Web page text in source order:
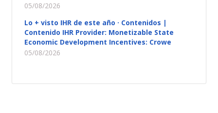
05/08/2026
Lo + visto IHR de este año · Contenidos |
Contenido IHR Provider: Monetizable State
Economic Development Incentives: Crowe
05/08/2026